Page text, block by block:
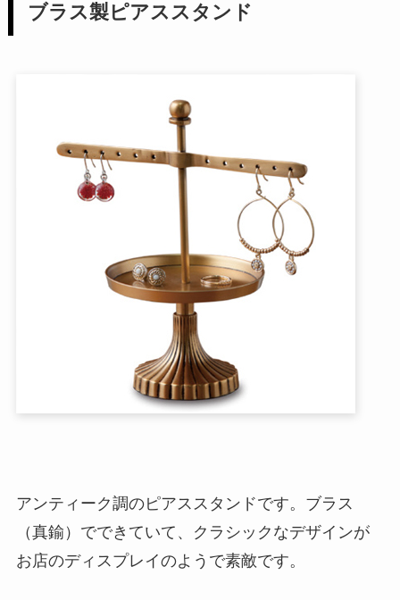
ブラス製ピアススタンド
アンティーク調のピアススタンドです。ブラス
（真鍮）でできていて、クラシックなデザインが
お店のディスプレイのようで素敵です。